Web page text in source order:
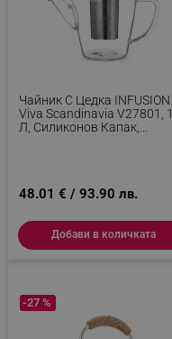
Чайник С Цедка INFUSION
Viva Scandinavia V27801, 1
Л, Силиконов Капак,
48.01 € / 93.90 лв.
Добави в количката
-27 %
_sgf_tracking